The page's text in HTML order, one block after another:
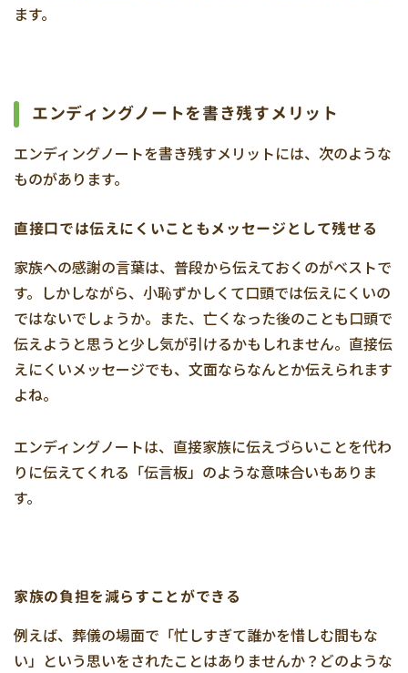
ます。
エンディングノートを書き残すメリット
エンディングノートを書き残すメリットには、次のような
ものがあります。
直接口では伝えにくいこともメッセージとして残せる
家族への感謝の言葉は、普段から伝えておくのがベストで
す。しかしながら、小恥ずかしくて口頭では伝えにくいの
ではないでしょうか。また、亡くなった後のことも口頭で
伝えようと思うと少し気が引けるかもしれません。直接伝
えにくいメッセージでも、文面ならなんとか伝えられます
よね。
エンディングノートは、直接家族に伝えづらいことを代わ
りに伝えてくれる「伝言板」のような意味合いもありま
す。
家族の負担を減らすことができる
例えば、葬儀の場面で「忙しすぎて誰かを惜しむ間もな
い」という思いをされたことはありませんか？どのような